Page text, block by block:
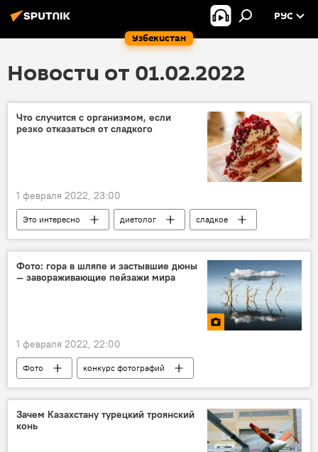
Узбекистан
РУС
Новости от 01.02.2022
Что случится с организмом, если
резко отказаться от сладкого
1 февраля 2022, 23:00
Это интересно диетолог
сладкое
врач
Фото: гора в шляпе и застывшие дюны
— завораживающие пейзажи мира
1 февраля 2022, 22:00
Фото
конкурс фотографий
природа
Зачем Казахстану турецкий троянский
конь